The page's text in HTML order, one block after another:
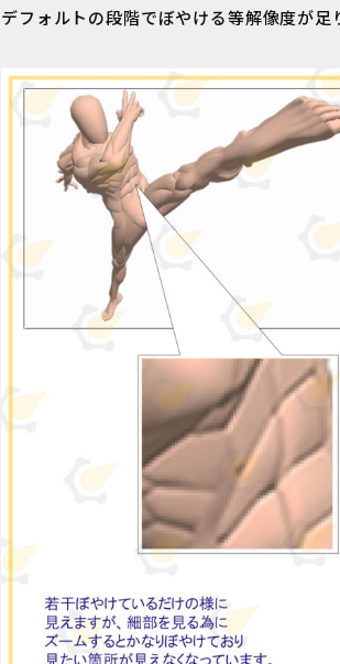
デフォルトの段階でぼやける等解像度が足